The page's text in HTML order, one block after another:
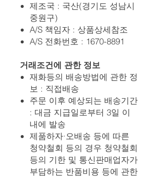
제조국 : 국산(경기도 성남시
중원구)
A/S 책임자 : 상품상세참조
A/S 전화번호 : 1670-8891
거래조건에 관한 정보
재화등의 배송방법에 관한 정
보 : 직접배송
주문 이후 예상되는 배송기간
: 대금 지급일로부터 3일 이
내에 발송
제품하자·오배송 등에 따른
청약철회 등의 경우 청약철회
등의 기한 및 통신판매업자가
부담하는 반품비용 등에 관한